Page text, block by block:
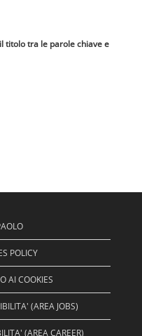
titolo tra le parole chiave e
POLICY
AI COOKIES
(AREA JOBS)
(AREA CAREER)